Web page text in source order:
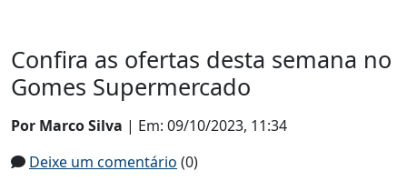
Confira as ofertas desta semana no
Gomes Supermercado
Por Marco Silva | Em: 09/10/2023, 11:34
Deixe um comentário (0)